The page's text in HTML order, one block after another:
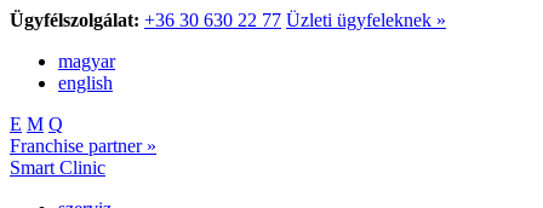
Ügyfélszolgálat: +36 30 630 22 77 Üzleti ügyfeleknek »
magyar
english
E M Q
Franchise partner »
Smart Clinic